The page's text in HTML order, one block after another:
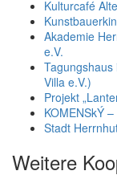
Kulturcafé
Akademie
e.V.
Villa e.V.)
Projekt
KOMENSkÝ
Stadt
Weitere